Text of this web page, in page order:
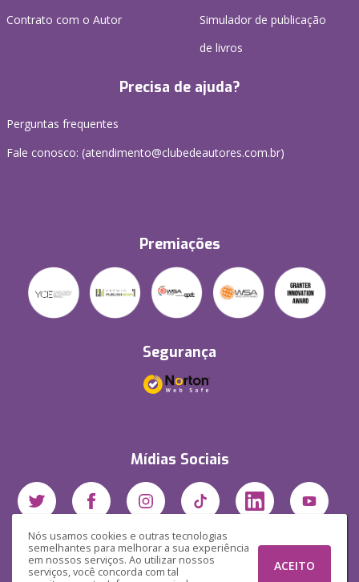
Nós usamos cookies e outras tecnologias
semelhantes para melhorar a sua experiência
em nossos serviços. Ao utilizar nossos
serviços, você concorda com tal
ACEITO
Contrato com o Autor
Simulador de publicação
de livros
Precisa de ajuda?
Perguntas frequentes
Fale conosco: (atendimento@clubedeautores.com.br)
Premiações
Segurança
Mídias Sociais